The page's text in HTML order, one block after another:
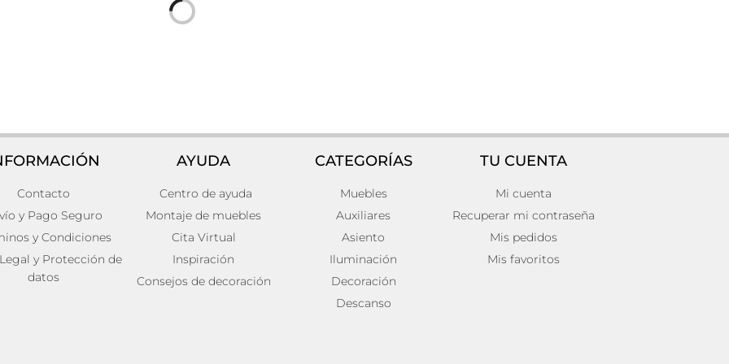
veresa Hierro Art deco Caja j/3 vesc
96,00€
Añadir al carrito
Cesto j/3 Hierro Vintage 41x27x24
82,00€
Añadir al carrito
Contacto
y Pago Seguro
y Condiciones
y Protección de
datos
AYUDA
Centro de ayuda
Montaje de muebles
Cita Virtual
Inspiración
Consejos de decoración
CATEGORÍAS
Muebles
Auxiliares
Asiento
Iluminación
Decoración
Descanso
TU CUENTA
Mi cuenta
Recuperar mi contraseña
Mis pedidos
Mis favoritos